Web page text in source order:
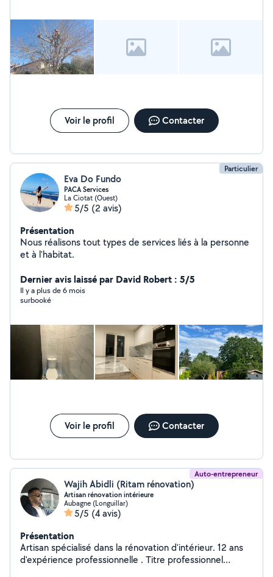
Voir le profil Contacter
Particulier
Eva Do Fundo
PACA Services
La Ciotat (Ouest)
5/5 (2 avis)
Présentation
Nous réalisons tout types de services liés à la personne
et à l'habitat.
Dernier avis laissé par David Robert : 5/5
Il y a plus de 6 mois
surbooké
Voir le profil Contacter
Auto-entrepreneur
Wajih Abidli (Ritam rénovation)
Artisan rénovation intérieure
Aubagne (Longuillar)
5/5 (4 avis)
Présentation
Artisan spécialisé dans la rénovation d'intérieur. 12 ans
d'expérience professionnelle . Titre professionnel